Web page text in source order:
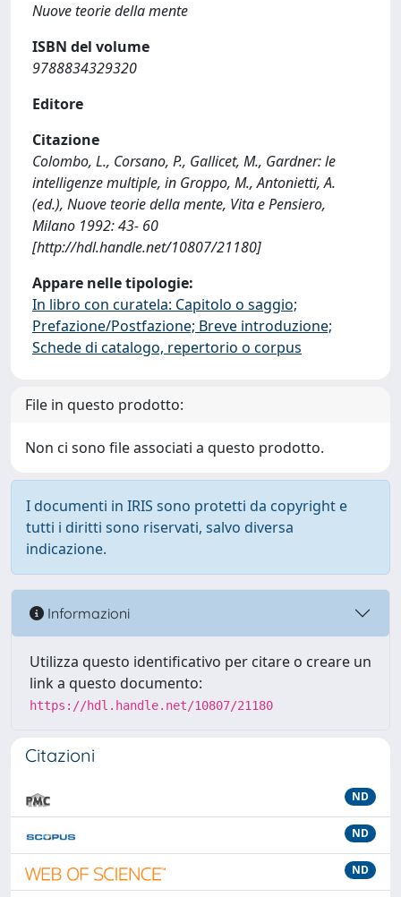
Nuove teorie della mente
ISBN del volume
9788834329320
Editore
Citazione
Colombo, L., Corsano, P., Gallicet, M., Gardner: le
intelligenze multiple, in Groppo, M., Antonietti, A.
(ed.), Nuove teorie della mente, Vita e Pensiero,
Milano 1992: 43- 60
[http://hdl.handle.net/10807/21180]
Appare nelle tipologie:
In libro con curatela: Capitolo o saggio;
Prefazione/Postfazione; Breve introduzione;
Schede di catalogo, repertorio o corpus
File in questo prodotto:
Non ci sono file associati a questo prodotto.
I documenti in IRIS sono protetti da copyright e
tutti i diritti sono riservati, salvo diversa
indicazione.
Informazioni
Utilizza questo identificativo per citare o creare un
link a questo documento:
https://hdl.handle.net/10807/21180
Citazioni
ND
ND
ND